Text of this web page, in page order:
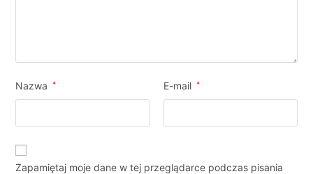
Nazwa * E-mail *
Zapamiętaj moje dane w tej przeglądarce podczas pisania